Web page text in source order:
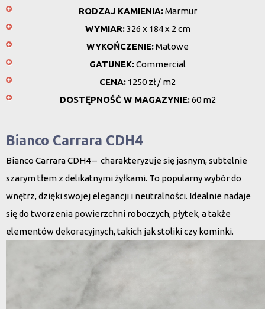
RODZAJ KAMIENIA:Marmur
WYMIAR:326 x 184 x 2 cm
WYKOŃCZENIE:Matowe
GATUNEK:Commercial
CENA: 1250 zł / m2
DOSTĘPNOŚĆ W MAGAZYNIE:60 m2
Bianco Carrara CDH4
Bianco Carrara CDH4 – charakteryzuje się jasnym, subtelnie
szarym tłem z delikatnymi żyłkami. To popularny wybór do
wnętrz, dzięki swojej elegancji i neutralności. Idealnie nadaje
się do tworzenia powierzchni roboczych, płytek, a także
elementów dekoracyjnych, takich jak stoliki czy kominki.